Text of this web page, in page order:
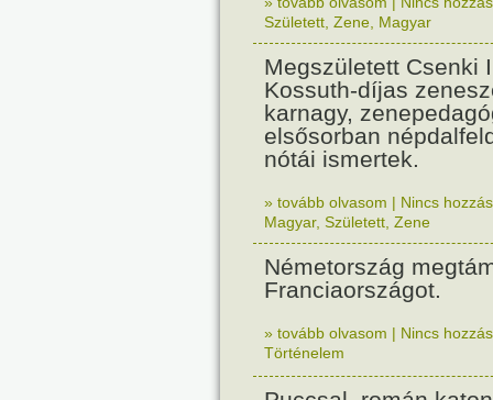
Született Zene Magyar
Megszületett Csenki
Kossuth-díjas
karnagy,
elsősorban
nótái ismertek.
» tovább olvasom | Nincs
Magyar, Született Zene
Németország
Franciaországot.
» tovább olvasom | Nincs
Történelem